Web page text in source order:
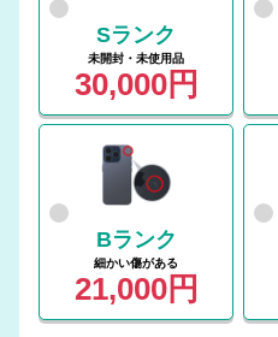
Sランク
未開封・未使用品
30,000円
Bランク
細かい傷がある
21,000円